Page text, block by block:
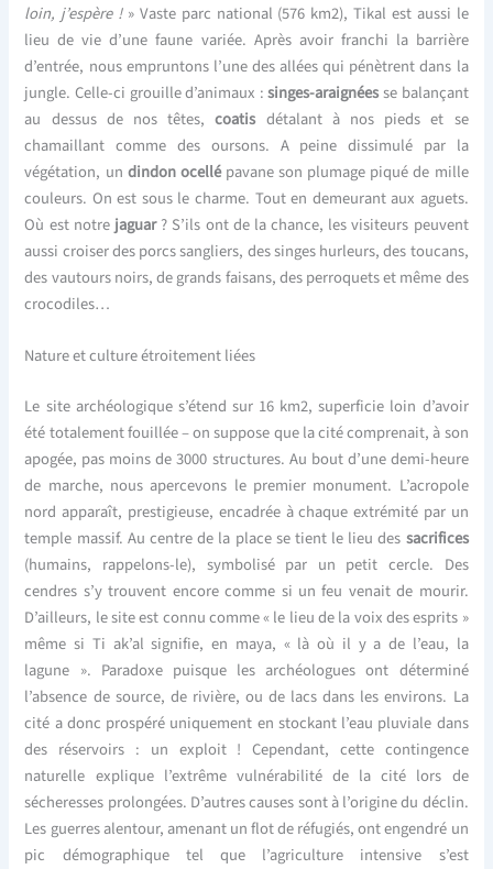
loin, j’espère !» Vaste parc national (576 km2), Tikal est aussi le
lieu de vie d’une faune variée. Après avoir franchi la barrière
d’entrée, nous empruntons l’une des allées qui pénètrent dans la
jungle. Celle-ci grouille d’animaux :singes-araignéesse balançant
au dessus de nos têtes,coatisdétalant à nos pieds et se
chamaillant comme des oursons. A peine dissimulé par la
végétation, un dindon ocellépavane son plumage piqué de mille
couleurs. On est sous le charme. Tout en demeurant aux aguets.
Où est notre jaguar? S’ils ont de la chance, les visiteurs peuvent
aussi croiser des porcs sangliers, des singes hurleurs, des toucans,
des vautours noirs, de grands faisans, des perroquets et même des
crocodiles…
Nature et culture étroitement liées
Le site archéologique s’étend sur 16 km2, superficie loin d’avoir
été totalement fouillée – on suppose que la cité comprenait, à son
apogée, pas moins de 3000 structures. Au bout d’une demi-heure
de marche, nous apercevons le premier monument. L’acropole
nord apparaît, prestigieuse, encadrée à chaque extrémité par un
temple massif. Au centre de la place se tient le lieu des sacrifices
(humains, rappelons-le), symbolisé par un petit cercle. Des
cendres s’y trouvent encore comme si un feu venait de mourir.
D’ailleurs, le site est connu comme « le lieu de la voix des esprits »
même si Ti ak’al signifie, en maya, « là où il y a de l’eau, la
lagune ». Paradoxe puisque les archéologues ont déterminé
l’absence de source, de rivière, ou de lacs dans les environs. La
cité a donc prospéré uniquement en stockant l’eau pluviale dans
des réservoirs : un exploit ! Cependant, cette contingence
naturelle explique l’extrême vulnérabilité de la cité lors de
sécheresses prolongées. D’autres causes sont à l’origine du déclin.
Les guerres alentour, amenant un flot de réfugiés, ont engendré un
pic démographique tel que l’agriculture intensive s’est